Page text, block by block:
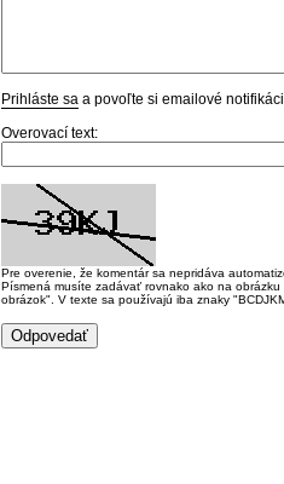
Prihláste sa a povoľte si emailové
Overovací text:
Pre overenie, že komentár sa nepridáva
Písmená musíte zadávať rovnako ako na
obrázok". V texte sa používajú iba znaky